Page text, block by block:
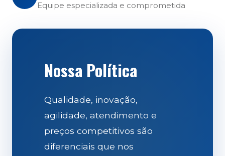
Equipe especializada e comprometida
Nossa Política
Qualidade, inovação,
agilidade, atendimento e
preços competitivos são
diferenciais que nos